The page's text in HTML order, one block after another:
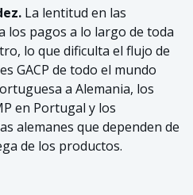
La lentitud en las
los pagos a lo largo de toda
lo que dificulta el flujo de
GACP de todo el mundo
a Alemania, los
en Portugal y los
alemanes que dependen de
de los productos.